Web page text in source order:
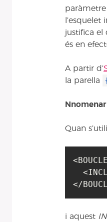
paràmetre
justifica el
és en
A partir d’
la parella
Quan
</
i aquest